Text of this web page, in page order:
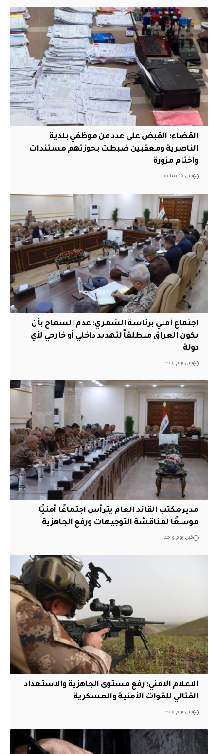
القضاء: القبض على عدد من موظفي بلدية
الناصرية ومعقبين ضبطت بحوزتهم مستندات
وأختام مزورة
قبل 15 ساعة
اجتماع أمني برئاسة الشمري: عدم السماح بأن
يكون العراق منطلقاً لتهديد داخلي أو خارجي لأي
دولة
قبل يوم واحد
مدير مكتب القائد العام يترأس اجتماعًا أمنيًا
موسعًا لمناقشة التوجيهات ورفع الجاهزية
قبل يوم واحد
الاعلام الامني: رفع مستوى الجاهزية والاستعداد
القتالي للقوات الأمنية والعسكرية
قبل يوم واحد